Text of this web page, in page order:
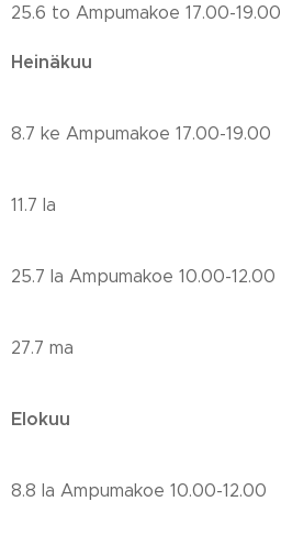
25.6 to Ampumakoe 17.00-19.00
Heinäkuu
8.7 ke Ampumakoe 17.00-19.00
11.7 la
25.7 la Ampumakoe 10.00-12.00
27.7 ma
Elokuu
8.8 la Ampumakoe 10.00-12.00